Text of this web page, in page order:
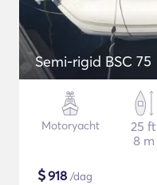
Semi-rigid BSC 75
Motoryacht
25 ft
8 m
$918 /dag